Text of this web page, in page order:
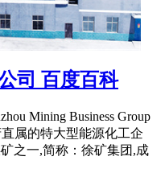
司 百度百科
Mining Business Group
属的特大型能源化工企
之一,简称：徐矿集团,成